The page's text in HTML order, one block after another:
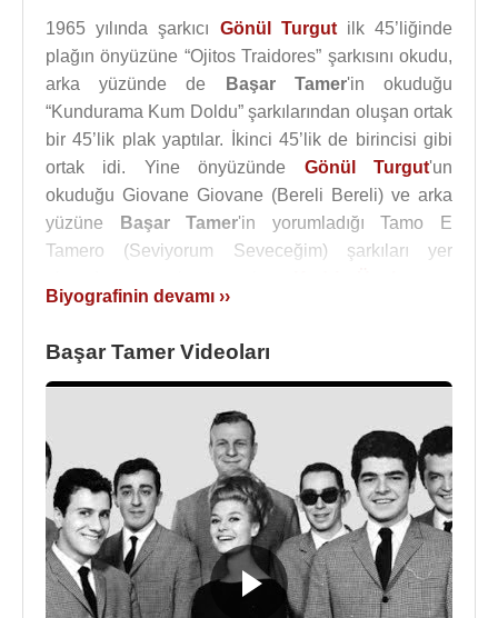
1965 yılında şarkıcı Gönül Turgutilk 45’liğinde
plağın önyüzüne “Ojitos Traidores” şarkısını okudu,
arka yüzünde de
Başar Tamer'in okuduğu
“Kundurama Kum Doldu” şarkılarından oluşan ortak
bir 45’lik plak yaptılar. İkinci 45’lik de birincisi gibi
ortak idi. Yine önyüzünde Gönül Turgut'un
okuduğu Giovane Giovane (Bereli Bereli) ve arka
yüzüne
Başar Tamer'in yorumladığı Tamo E
Tamero (Seviyorum Seveceğim) şarkıları yer
Arkadaşlaı Orkestrası idi.
Başar Tamersolist olarak, 1965 yılında
Bulgaristan’ın Burgaz kentinde düzenlenen
Balkan Ezgileri Müzik Festivali'ne
(şef, piyano, org),
Yurdaer Doğulu
(solo gitar),Erol Erginer
(tenor saksafon, flüt),
Ersin Ünlüsoy
(ritim gitar),Alper Feyman
(kontrbas),Vasfi Uçaroğlu(bateri) ve diğer solistler
Erol BüyükburçveAyla Dikmenile katıldı. Bu
orkestra,Türkiye'de "Milli Orkestra" olarak
adlandırılmıştır. Bu Orkestra’nın, o yıl Balkan
Biyografinin devamı ››
Başar Tamer Videoları